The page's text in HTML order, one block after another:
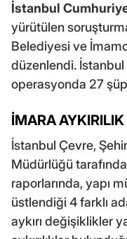
İstanbul
yürütülen
Belediyesi ve
düzenlendi.
operasyonda 27
İMARA
İstanbul Çevre,
Müdürlüğü
raporlarında, yapı
üstlendiği 4 farklı
aykırı değişiklikler